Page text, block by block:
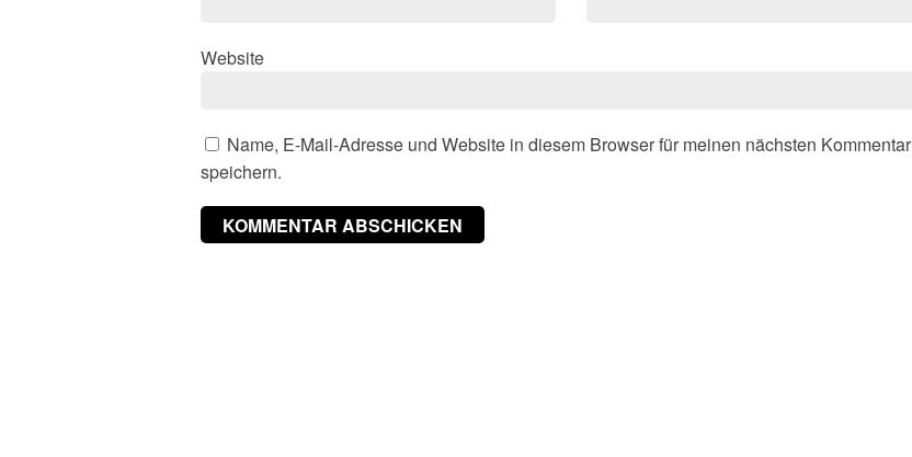
Website
Name, E-Mail-Adresse und Website in diesem Browser für meinen nächsten Kommentar
speichern.